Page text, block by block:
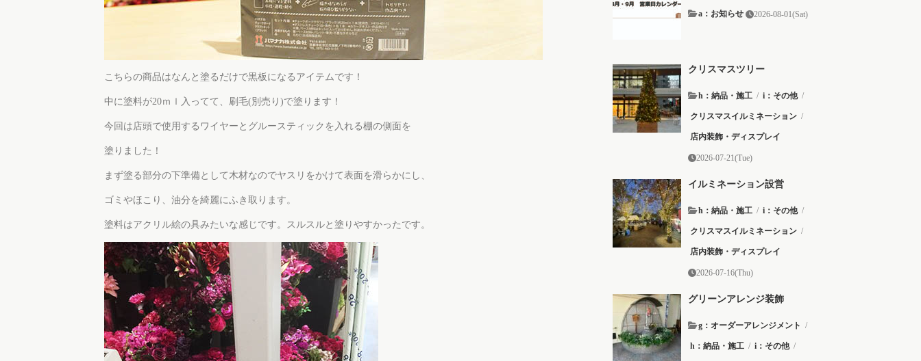
こちらの商品はなんと塗るだけで黒板になるアイテムです！
中に塗料が20ｍｌ入ってて、刷毛(別売り)で塗ります！
今回は店頭で使用するワイヤーとグルースティックを入れる棚の側面を
塗りました！
まず塗る部分の下準備として木材なのでヤスリをかけて表面を滑らかにし、
ゴミやほこり、油分を綺麗にふき取ります。
塗料はアクリル絵の具みたいな感じです。スルスルと塗りやすかったです。
a：お知らせ 2026-08-01(Sat)
クリスマスツリー
h：納品・施工 / i：その他 /
クリスマスイルミネーション /
店内装飾・ディスプレイ
2026-07-21(Tue)
イルミネーション設営
h：納品・施工 / i：その他 /
クリスマスイルミネーション /
店内装飾・ディスプレイ
2026-07-16(Thu)
グリーンアレンジ装飾
g：オーダーアレンジメント /
h：納品・施工 / i：その他 /